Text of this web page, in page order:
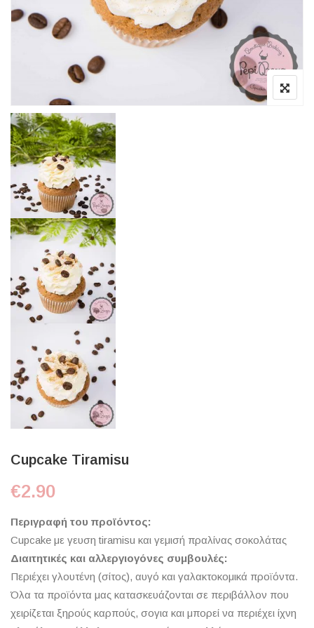
Cupcake Tiramisu
€2.90
Περιγραφή του προϊόντος:
Cupcake με γευση tiramisu και γεμισή πραλίνας σοκολάτας
Διαιτητικές και αλλεργιογόνες συμβουλές:
Περιέχει γλουτένη (σίτος), αυγό και γαλακτοκομικά προϊόντα.
Όλα τα προϊόντα μας κατασκευάζονται σε περιβάλλον που
χειρίζεται ξηρούς καρπούς, σογια και μπορεί να περιέχει ίχνη